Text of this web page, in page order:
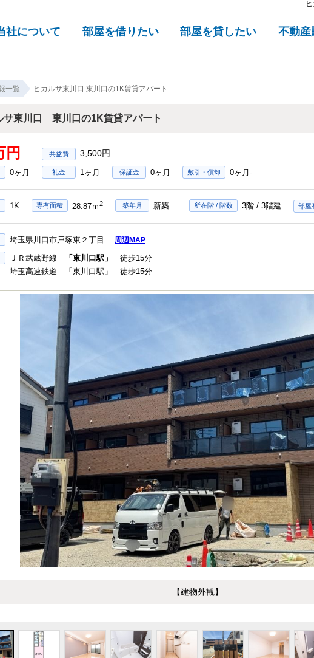
社について 部屋を借りたい 部屋を貸したい 不動産
一覧 ヒカルサ東川口 東川口の1K賃貸アパート
サ東川口 東川口の1K賃貸アパート
円 3,500円
0ヶ月 礼金 1ヶ月 保証金 0ヶ月 敷引・償却 0ヶ月-
1K 専有面積 28.87ｍ2 築年月 新築 所在階 / 階数 3階 / 3階建
埼玉県川口市戸塚東２丁目 周辺MAP
ＪＲ武蔵野線 「東川口駅」
徒歩15分
埼玉高速鉄道 「東川口駅」 徒歩15分
【建物外観】